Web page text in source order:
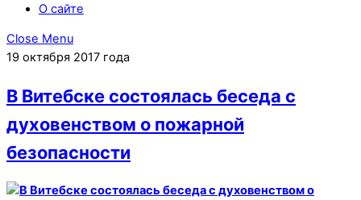
О сайте
Close Menu
19 октября 2017 года
В Витебске состоялась беседа с
духовенством о пожарной
безопасности